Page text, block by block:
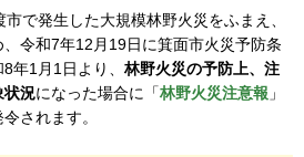
で発生した大規模林野火災をふまえ、
令和7年12月19日に箕面市火災予防条
年1月1日より、 林野火災の予防上、注
状況になった場合に「林野火災注意報 」
令されます。